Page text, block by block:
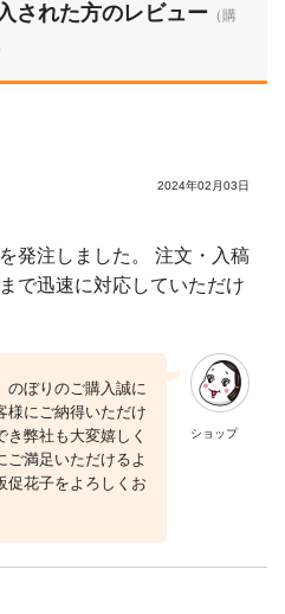
された方のレビュー （購
2024年02月03日
発注しました。 注文・入稿
で迅速に対応していただけ
のぼりのご購入誠に
様にご納得いただけ
弊社も大変嬉しく
ご満足いただけるよ
促花子をよろしくお
ショップ